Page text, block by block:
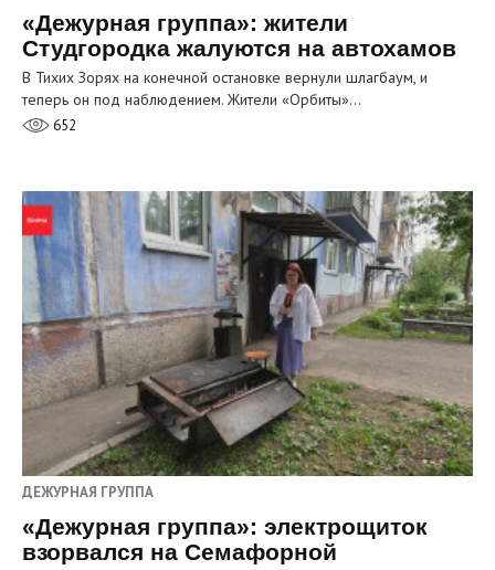
«Дежурная группа»: жители
Студгородка жалуются на автохамов
В Тихих Зорях на конечной остановке вернули шлагбаум, и
теперь он под наблюдением. Жители «Орбиты»…
652
ДЕЖУРНАЯ ГРУППА
«Дежурная группа»: электрощиток
взорвался на Семафорной